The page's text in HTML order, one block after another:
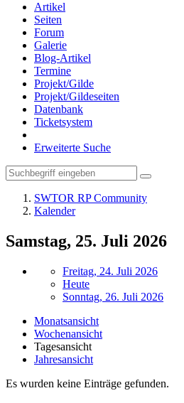
Artikel
Seiten
Forum
Galerie
Blog-Artikel
Termine
Projekt/Gilde
Projekt/Gildeseiten
Datenbank
Ticketsystem
Erweiterte Suche
SWTOR RP Community
Kalender
Samstag, 25. Juli 2026
Freitag, 24. Juli 2026
Heute
Sonntag, 26. Juli 2026
Monatsansicht
Wochenansicht
Tagesansicht
Jahresansicht
Es wurden keine Einträge gefunden.